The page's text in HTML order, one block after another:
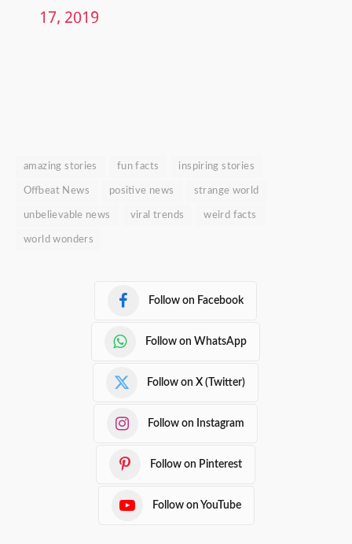
17, 2019
amazing stories fun facts inspiring stories
Offbeat News positive news strange world
unbelievable news viral trends weird facts
world wonders
Follow on Facebook
Follow on WhatsApp
Follow on X (Twitter)
Follow on Instagram
Follow on Pinterest
Follow on YouTube